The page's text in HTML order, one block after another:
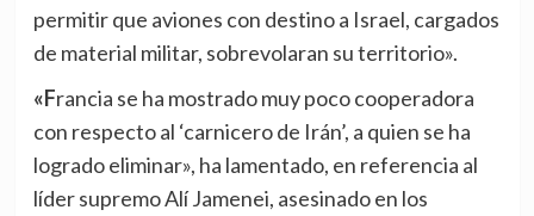
permitir que aviones con destino a Israel, cargados
de material militar, sobrevolaran su territorio».
«Francia se ha mostrado muy poco cooperadora
con respecto al ‘carnicero de Irán’, a quien se ha
logrado eliminar», ha lamentado, en referencia al
líder supremo Alí Jamenei, asesinado en los